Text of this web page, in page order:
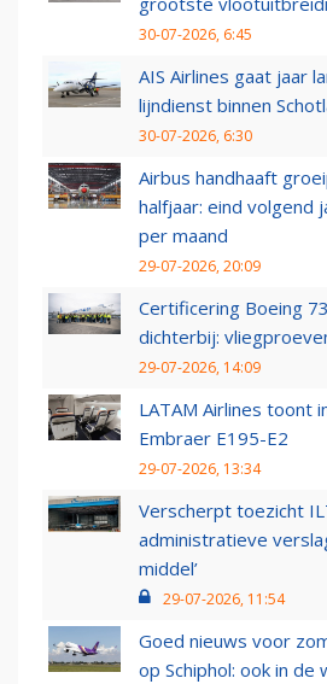
30-07-2026, 6:45
AIS Airlines gaat jaar
lijndienst binnen
30-07-2026, 6:30
Airbus handhaaft
halfjaar: eind volgend
per maand
29-07-2026, 20:09
Certificering Boeing
dichterbij:
29-07-2026, 14:09
LATAM Airlines toont
Embraer E195-E2
29-07-2026, 13:34
Verscherpt toezicht
administratieve
middel’
29-07-2026, 11:54
Goed nieuws voor
op Schiphol: ook in de